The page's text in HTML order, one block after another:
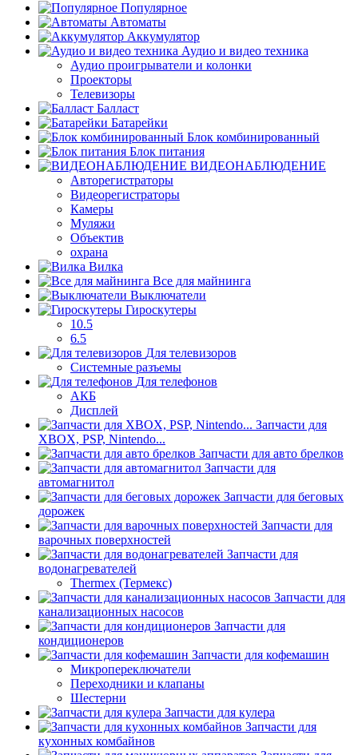
Популярное
Автоматы
Аккумулятор
Аудио и видео техника
Аудио проигрыватели и колонки
Проекторы
Телевизоры
Балласт
Батарейки
Блок комбинированный
Блок питания
ВИДЕОНАБЛЮДЕНИЕ
Авторегистраторы
Видеорегистраторы
Камеры
Муляжи
Объектив
охрана
Вилка
Все для майнинга
Выключатели
Гироскутеры
10.5
6.5
Для телевизоров
Системные разъемы
Для телефонов
АКБ
Дисплей
Запчасти для
XBOX, PSP, Nintendo...
Запчасти для авто брелков
Запчасти для
автомагнитол
Запчасти для беговых
дорожек
Запчасти для
варочных поверхностей
Запчасти для
водонагревателей
Thermex (Термекс)
Запчасти для
канализационных насосов
Запчасти для
кондиционеров
Запчасти для кофемашин
Микропереключатели
Переходники и клапаны
Шестерни
Запчасти для кулера
Запчасти для
кухонных комбайнов